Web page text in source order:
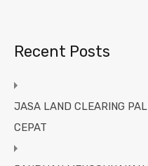
Recent Posts
JASA LAND CLEARING
CEPAT